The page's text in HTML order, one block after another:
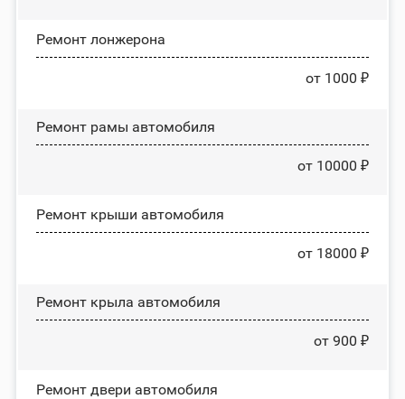
Ремонт лонжерона
от 1000 ₽
Ремонт рамы автомобиля
от 10000 ₽
Ремонт крыши автомобиля
от 18000 ₽
Ремонт крыла автомобиля
от 900 ₽
Ремонт двери автомобиля